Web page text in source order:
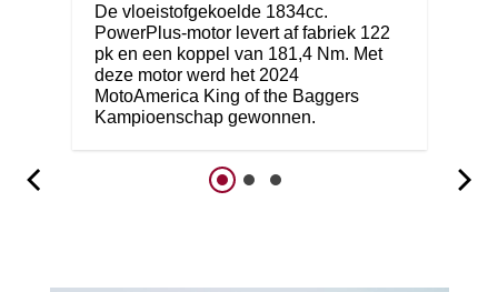
De vloeistofgekoelde 1834cc.
PowerPlus-motor levert af fabriek 122
pk en een koppel van 181,4 Nm. Met
deze motor werd het 2024
MotoAmerica King of the Baggers
Kampioenschap gewonnen.